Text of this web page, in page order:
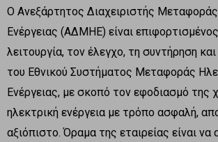
Ο Ανεξάρτητος Διαχειριστής
Ενέργειας (ΑΔΜΗΕ) είναι
λειτουργία, τον έλεγχο, τη συντήρηση
του Εθνικού Συστήματος Μεταφοράς
Ενέργειας, με σκοπό τον εφοδιασμό της
ηλεκτρική ενέργεια με τρόπο ασφαλή,
αξιόπιστο. Όραμα της εταιρείας είναι να